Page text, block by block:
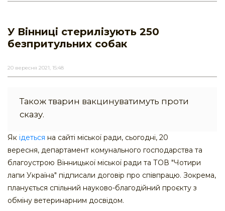
У Вінниці стерилізують 250
безпритульних собак
20 вересня 2021, 15:48
Також тварин вакцинуватимуть проти
сказу.
Як ідеться на сайті міської ради, сьогодні, 20
вересня, департамент комунального господарства та
благоустрою Вінницької міської ради та ТОВ "Чотири
лапи Україна" підписали договір про співпрацю. Зокрема,
планується спільний науково-благодійний проєкту з
обміну ветеринарним досвідом.